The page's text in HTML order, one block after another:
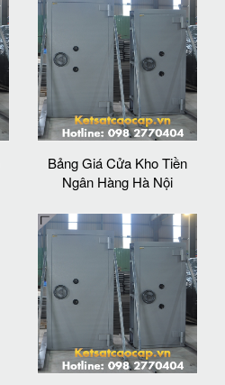
Bảng Giá Cửa Kho Tiền
Ngân Hàng Hà Nội